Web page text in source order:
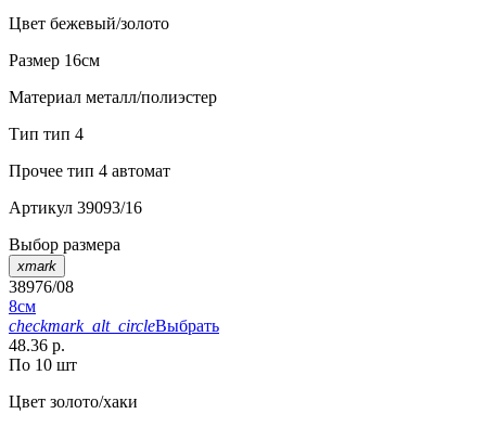
Цвет бежевый/золото
Размер 16см
Материал металл/полиэстер
Тип тип 4
Прочее тип 4 автомат
Артикул 39093/16
Выбор размера
xmark
38976/08
8см
checkmark_alt_circleВыбрать
48.36 р.
По 10 шт
Цвет золото/хаки